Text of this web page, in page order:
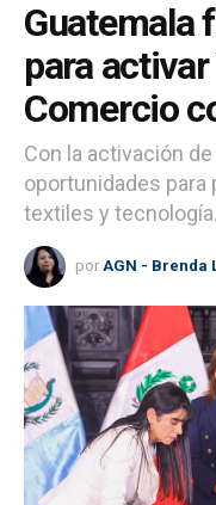
Guatemala
para
Comercio
Con la activación
oportunidades
textiles y tecnología.
por AGN - Brenda